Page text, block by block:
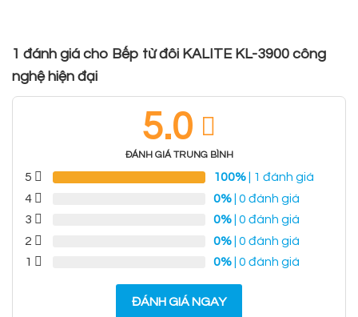
1 đánh giá cho Bếp từ đôi KALITE KL-3900 công
nghệ hiện đại
5.0
ĐÁNH GIÁ TRUNG BÌNH
5 100% | 1 đánh giá
4
0%| 0 đánh giá
3
0% | 0 đánh giá
2
0%| 0 đánh giá
1
0% | 0 đánh giá
ĐÁNH GIÁ NGAY